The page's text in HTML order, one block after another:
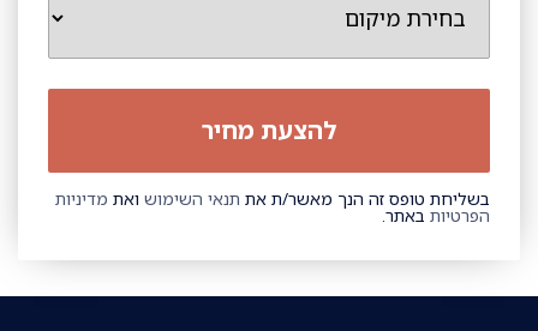
בשליחת טופס זה הנך מאשר/ת את תנאי השימוש ואת מדיניות
הפרטיות באתר.